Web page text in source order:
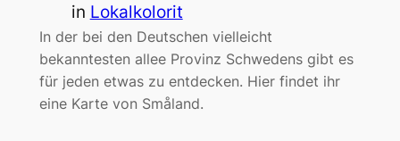
in Lokalkolorit
In der bei den Deutschen vielleicht
bekanntesten allee Provinz Schwedens gibt es
für jeden etwas zu entdecken. Hier findet ihr
eine Karte von Småland.